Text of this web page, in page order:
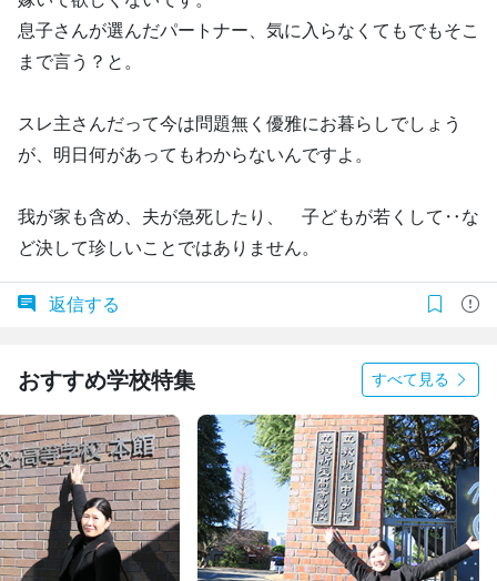
息子さんが選んだパートナー、気に入らなくてもでもそこ
まで言う？と。
スレ主さんだって今は問題無く優雅にお暮らしでしょう
が、明日何があってもわからないんですよ。
我が家も含め、夫が急死したり、 子どもが若くして‥な
ど決して珍しいことではありません。
返信する
おすすめ学校特集 すべて見る